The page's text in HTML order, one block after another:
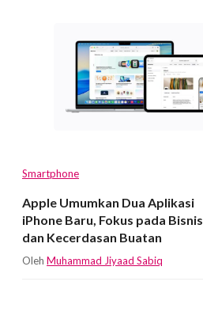
Smartphone
Apple Umumkan Dua Aplikasi
iPhone Baru, Fokus pada Bisnis
dan Kecerdasan Buatan
Oleh Muhammad Jiyaad Sabiq